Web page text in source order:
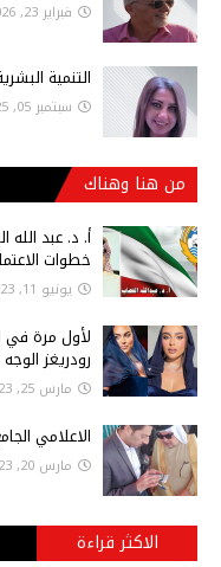
فبراير 23, 2026
التنمية
سبتمبر 05, 2025
من هنا وهناك
أ‌. د. عبد
خطوات
يونيو 11, 2023
لأول مرة في
رودريغز
مارس 25, 2023
الاعلامي
مارس 20, 2023
الاكثر قراءة